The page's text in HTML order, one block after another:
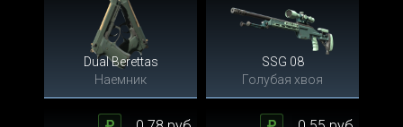
Dual Berettas
Наемник
SSG 08
Голубая хвоя